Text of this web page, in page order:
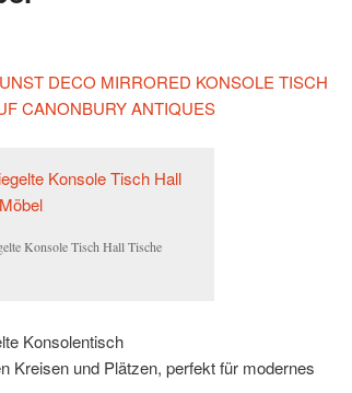
DECO MIRRORED KONSOLE TISCH
CANONBURY ANTIQUES
Konsole Tisch Hall Tische
Konsolentisch
Kreisen und Plätzen, perfekt für modernes